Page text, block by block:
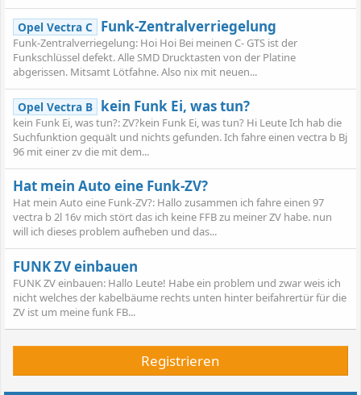
Opel Vectra C Funk-Zentralverriegelung
Funk-Zentralverriegelung: Hoi Hoi Bei meinen C- GTS ist der
Funkschlüssel defekt. Alle SMD Drucktasten von der Platine
abgerissen. Mitsamt Lötfahne. Also nix mit neuen...
Opel Vectra B kein Funk Ei, was tun?
kein Funk Ei, was tun?: ZV?kein Funk Ei, was tun? Hi Leute Ich hab die
Suchfunktion gequält und nichts gefunden. Ich fahre einen vectra b Bj
96 mit einer zv die mit dem...
Hat mein Auto eine Funk-ZV?
Hat mein Auto eine Funk-ZV?: Hallo zusammen ich fahre einen 97
vectra b 2l 16v mich stört das ich keine FFB zu meiner ZV habe. nun
will ich dieses problem aufheben und das...
FUNK ZV einbauen
FUNK ZV einbauen: Hallo Leute! Habe ein problem und zwar weis ich
nicht welches der kabelbäume rechts unten hinter beifahrertür für die
ZV ist um meine funk FB...
Registrieren